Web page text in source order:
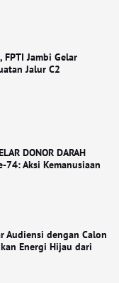
FPTI Jambi Gelar
Jalur C2
DONOR DARAH
74: Aksi Kemanusiaan
Audiensi dengan Calon
Energi Hijau dari